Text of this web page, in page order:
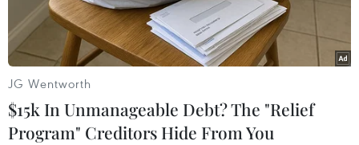
JG Wentworth
$15k In Unmanageable Debt? The "Relief
Program" Creditors Hide From You